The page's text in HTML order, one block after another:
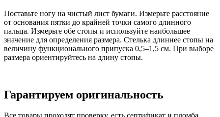
Поставьте ногу на чистый лист бумаги. Измерьте расстояние
от основания пятки до крайней точки самого длинного
пальца. Измерьте обе стопы и используйте наибольшее
значение для определения размера. Стелька длиннее стопы на
величину функционального припуска 0,5–1,5 см. При выборе
размера ориентируйтесь на длину стопы.
Гарантируем оригинальность